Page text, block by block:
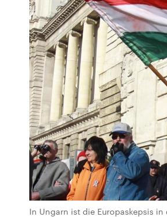
In Ungarn ist die Europaskepsis